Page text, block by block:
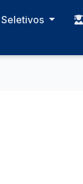
Seletivos